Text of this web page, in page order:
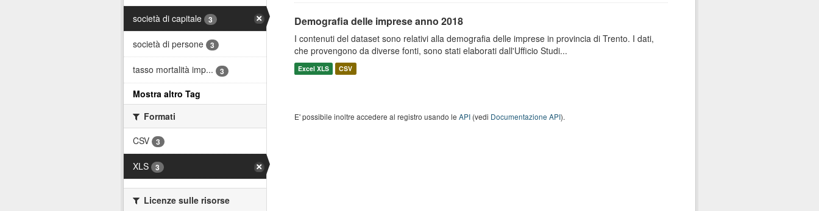
società di capitale 3
società di persone 3
tasso mortalità imp... 3
Mostra altro Tag
Formati
CSV
3
XLS 3
Licenze sulle risorse
Demografia delle imprese anno 2018
I contenuti del dataset sono relativi alla demografia delle imprese in provincia di Trento. I dati,
che provengono da diverse fonti, sono stati elaborati dall'Ufficio Studi...
Excel XLS CSV
E' possibile inoltre accedere al registro usando le API(vedi Documentazione API).